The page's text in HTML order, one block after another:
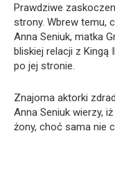
Prawdziwe
strony. Wbrew temu,
Anna Seniuk, matka
bliskiej relacji z Kingą
po jej stronie.
Znajoma aktorki
Anna Seniuk wierzy,
żony, choć sama nie